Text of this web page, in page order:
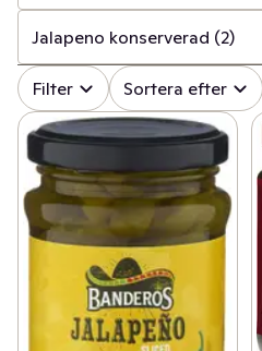
✓ Alla (645)
✓ Kryddor & örter (226)
✓ Såser & aromsmör (196)
✓ Buljong & fond (48)
✓ Dressing, dip & röror (84)
Chili (49)
Salt (29)
Jalapeno konserverad (2)
✓ Alla (49)
✓ Chilifrukter (8)
✓ Anchochili (1)
✓ Chiliflakes (8)
Jalapeno konserverad
Sambal oelek (3)
Filter Sortera efter